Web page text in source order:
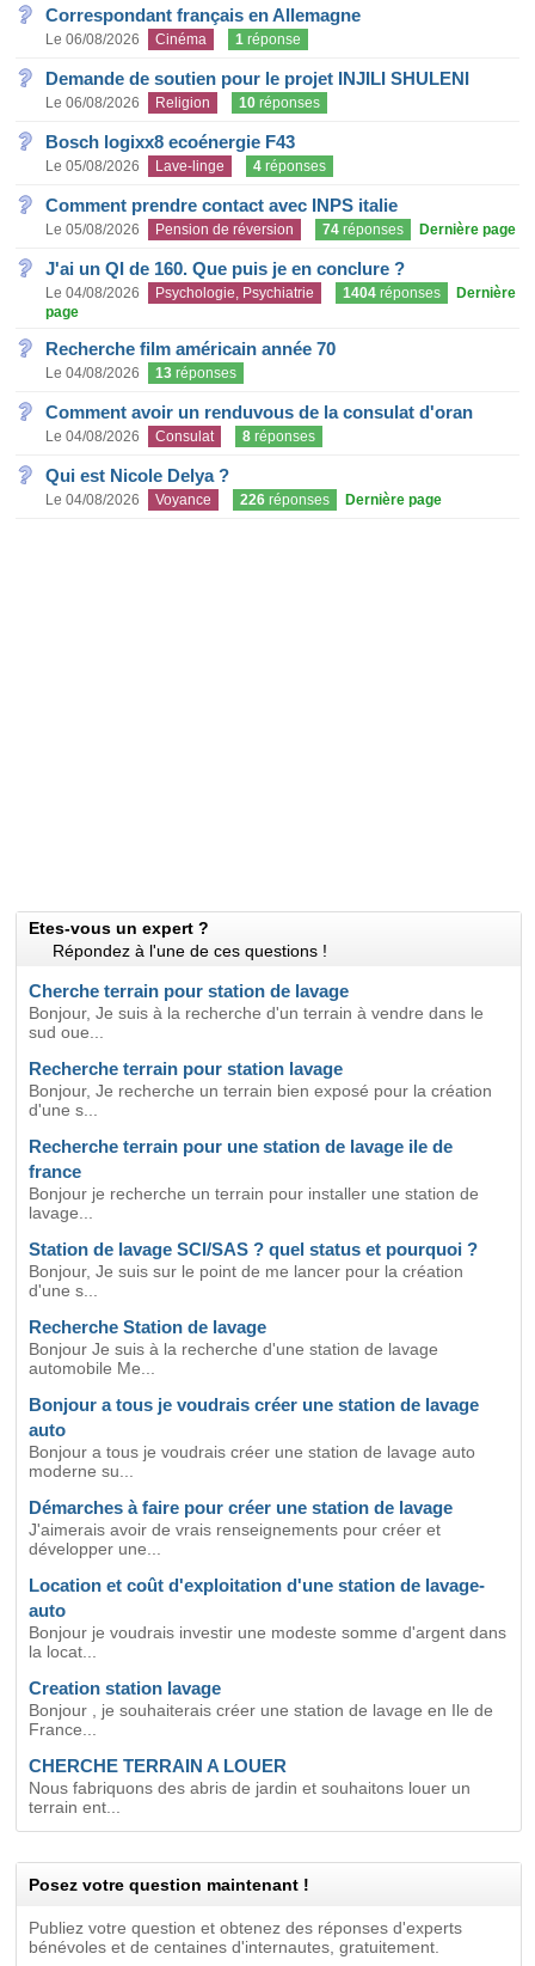
Correspondant français en Allemagne
Le 06/08/2026 Cinéma 1 réponse
Demande de soutien pour le projet INJILI SHULENI
Le 06/08/2026 Religion 10 réponses
Bosch logixx8 ecoénergie F43
Le 05/08/2026 Lave-linge 4 réponses
Comment prendre contact avec INPS italie
Le 05/08/2026 Pension de réversion 74 réponses Dernière page
J'ai un QI de 160. Que puis je en conclure ?
Le 04/08/2026 Psychologie, Psychiatrie 1404 réponses
Dernière
page
Recherche film américain année 70
Le 04/08/2026 13 réponses
Comment avoir un renduvous de la consulat d'oran
Le 04/08/2026 Consulat 8 réponses
Qui est Nicole Delya ?
Le 04/08/2026 Voyance 226 réponses Dernière page
Etes-vous un expert ?
Répondez à l'une de ces questions !
Cherche terrain pour station de lavage
Bonjour, Je suis à la recherche d'un terrain à vendre dans le
sud oue...
Recherche terrain pour station lavage
Bonjour, Je recherche un terrain bien exposé pour la création
d'une s...
Recherche terrain pour une station de lavage ile de
france
Bonjour je recherche un terrain pour installer une station de
lavage...
Station de lavage SCI/SAS ? quel status et pourquoi ?
Bonjour, Je suis sur le point de me lancer pour la création
d'une s...
Recherche Station de lavage
Bonjour Je suis à la recherche d'une station de lavage
automobile Me...
Bonjour a tous je voudrais créer une station de lavage
auto
Bonjour a tous je voudrais créer une station de lavage auto
moderne su...
Démarches à faire pour créer une station de lavage
J'aimerais avoir de vrais renseignements pour créer et
développer une...
Location et coût d'exploitation d'une station de lavage-
auto
Bonjour je voudrais investir une modeste somme d'argent dans
la locat...
Creation station lavage
Bonjour , je souhaiterais créer une station de lavage en Ile de
France...
CHERCHE TERRAIN A LOUER
Nous fabriquons des abris de jardin et souhaitons louer un
terrain ent...
Posez votre question maintenant !
Publiez votre question et obtenez des réponses d'experts
bénévoles et de centaines d'internautes, gratuitement.